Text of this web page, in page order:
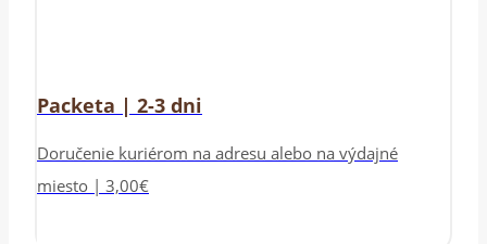
Packeta | 2-3 dni
Doručenie kuriérom na adresu alebo na výdajné
miesto | 3,00€